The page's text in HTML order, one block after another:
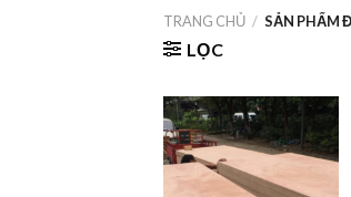
TRANG CHỦ / SẢN PHẨM
LỌC